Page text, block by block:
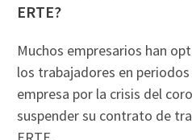
ERTE?
Muchos empresarios han
los trabajadores en
empresa por la crisis del
suspender su contrato de